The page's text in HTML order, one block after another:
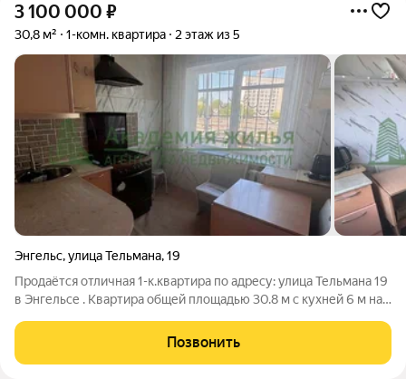
3 100 000 ₽
30,8 м² 1-комн. квартира 2 этаж из 5
Энгельс,улица Тельмана,19
Продаётся отличная 1-к.квартира по адресу: улица Тельмана 19
в Энгельсе . Квартира общей площадью 30.8 м с кухней 6 м на
расположен в центральном районе. В шаговой доступности
продуктовые
Позвонить